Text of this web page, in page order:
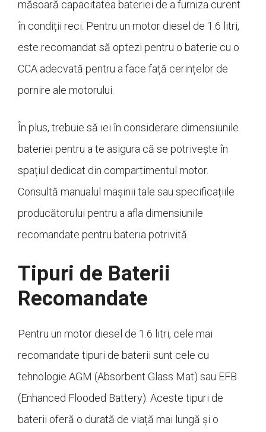
măsoară capacitatea bateriei de a furniza curent
în condiții reci. Pentru un motor diesel de 1.6 litri,
este recomandat să optezi pentru o baterie cu o
CCA adecvată pentru a face față cerințelor de
pornire ale motorului.
În plus, trebuie să iei în considerare dimensiunile
bateriei pentru a te asigura că se potrivește în
spațiul dedicat din compartimentul motor.
Consultă manualul mașinii tale sau specificațiile
producătorului pentru a afla dimensiunile
recomandate pentru bateria potrivită.
Tipuri de Baterii
Recomandate
Pentru un motor diesel de 1.6 litri, cele mai
recomandate tipuri de baterii sunt cele cu
tehnologie AGM (Absorbent Glass Mat) sau EFB
(Enhanced Flooded Battery). Aceste tipuri de
baterii oferă o durată de viață mai lungă și o